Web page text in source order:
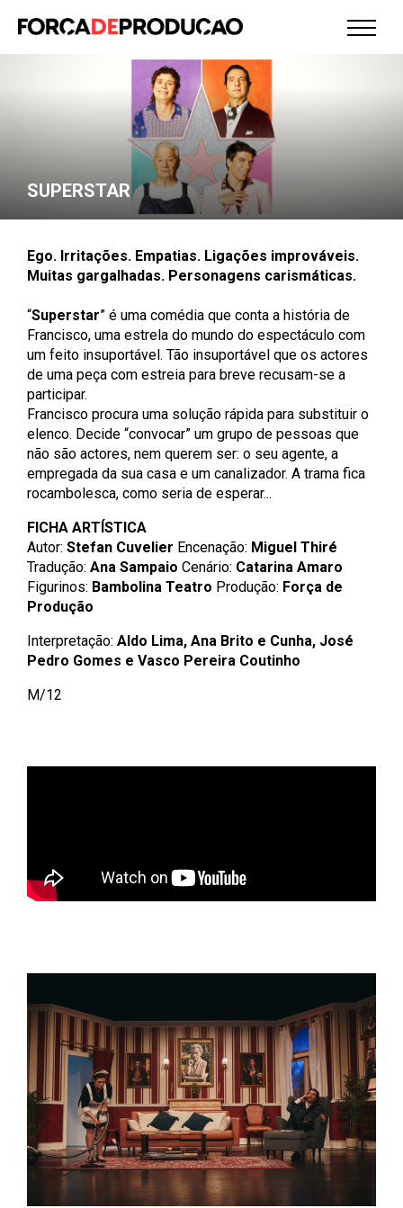
SUPERSTAR
Ego. Irritações. Empatias. Ligações improváveis.
Muitas gargalhadas. Personagens carismáticas.
“Superstar” é uma comédia que conta a história de
Francisco, uma estrela do mundo do espectáculo com
um feito insuportável. Tão insuportável que os actores
de uma peça com estreia para breve recusam-se a
participar.
Francisco procura uma solução rápida para substituir o
elenco. Decide “convocar” um grupo de pessoas que
não são actores, nem querem ser: o seu agente, a
empregada da sua casa e um canalizador. A trama fica
rocambolesca, como seria de esperar...
FICHA ARTÍSTICA
Autor: Stefan Cuvelier Encenação: Miguel Thiré
Tradução: Ana Sampaio Cenário: Catarina Amaro
Figurinos: Bambolina Teatro Produção: Força de
Produção
Interpretação: Aldo Lima, Ana Brito e Cunha, José
Pedro Gomes e Vasco Pereira Coutinho
M/12